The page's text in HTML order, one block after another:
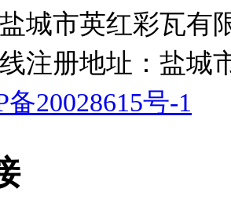
城市英红彩瓦有
注册地址：盐城
备20028615号-1